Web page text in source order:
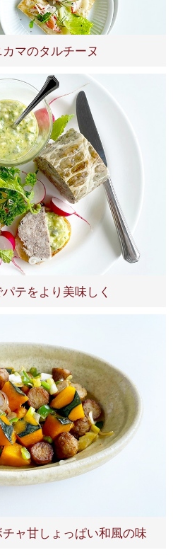
マのタルチーヌ
テをより美味しく
ャ甘しょっぱい和風の味